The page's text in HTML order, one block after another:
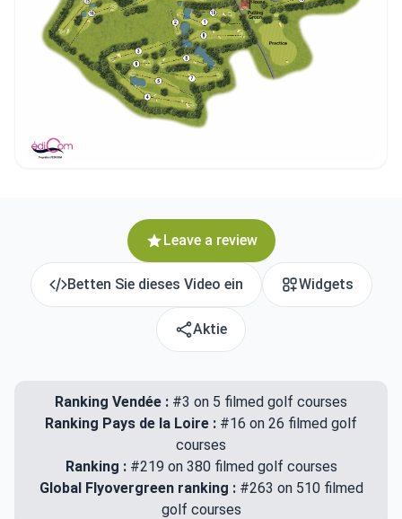
Leave a review
Betten Sie dieses Video ein Widgets
Aktie
Ranking Vendée : #3 on 5 filmed golf courses
Ranking Pays de la Loire : #16 on 26 filmed golf
courses
Ranking : #219 on 380 filmed golf courses
Global Flyovergreen ranking : #263 on 510 filmed
golf courses